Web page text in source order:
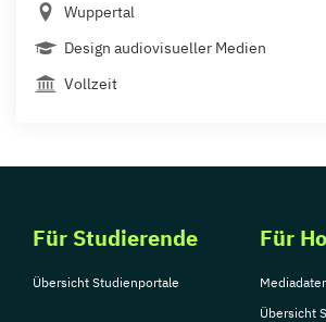
Wuppertal
Design audiovisueller Medien
Vollzeit
Für Studierende
Übersicht Studienportale
Für
Übersicht